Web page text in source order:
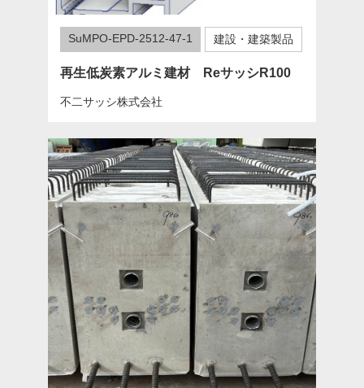
SuMPO-EPD-2512-47-1 建設・建築製品
再生低炭素アルミ建材 ReサッシR100
不二サッシ株式会社